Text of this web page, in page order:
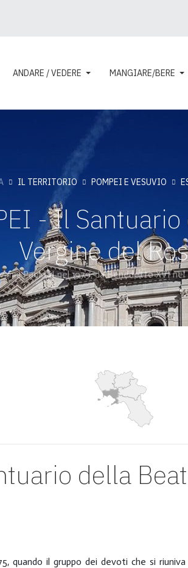
ANDARE / VEDERE MANGIARE/BERE
IL TERRITORIO POMPEI E VESUVIO
- Il
Vergine del
Paolo II nel 1979, da Benedetto XVI
della
quando il gruppo dei devoti che si